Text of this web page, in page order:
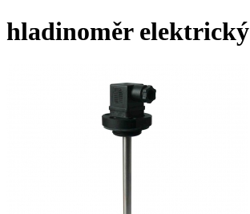
hladinoměr elektrický